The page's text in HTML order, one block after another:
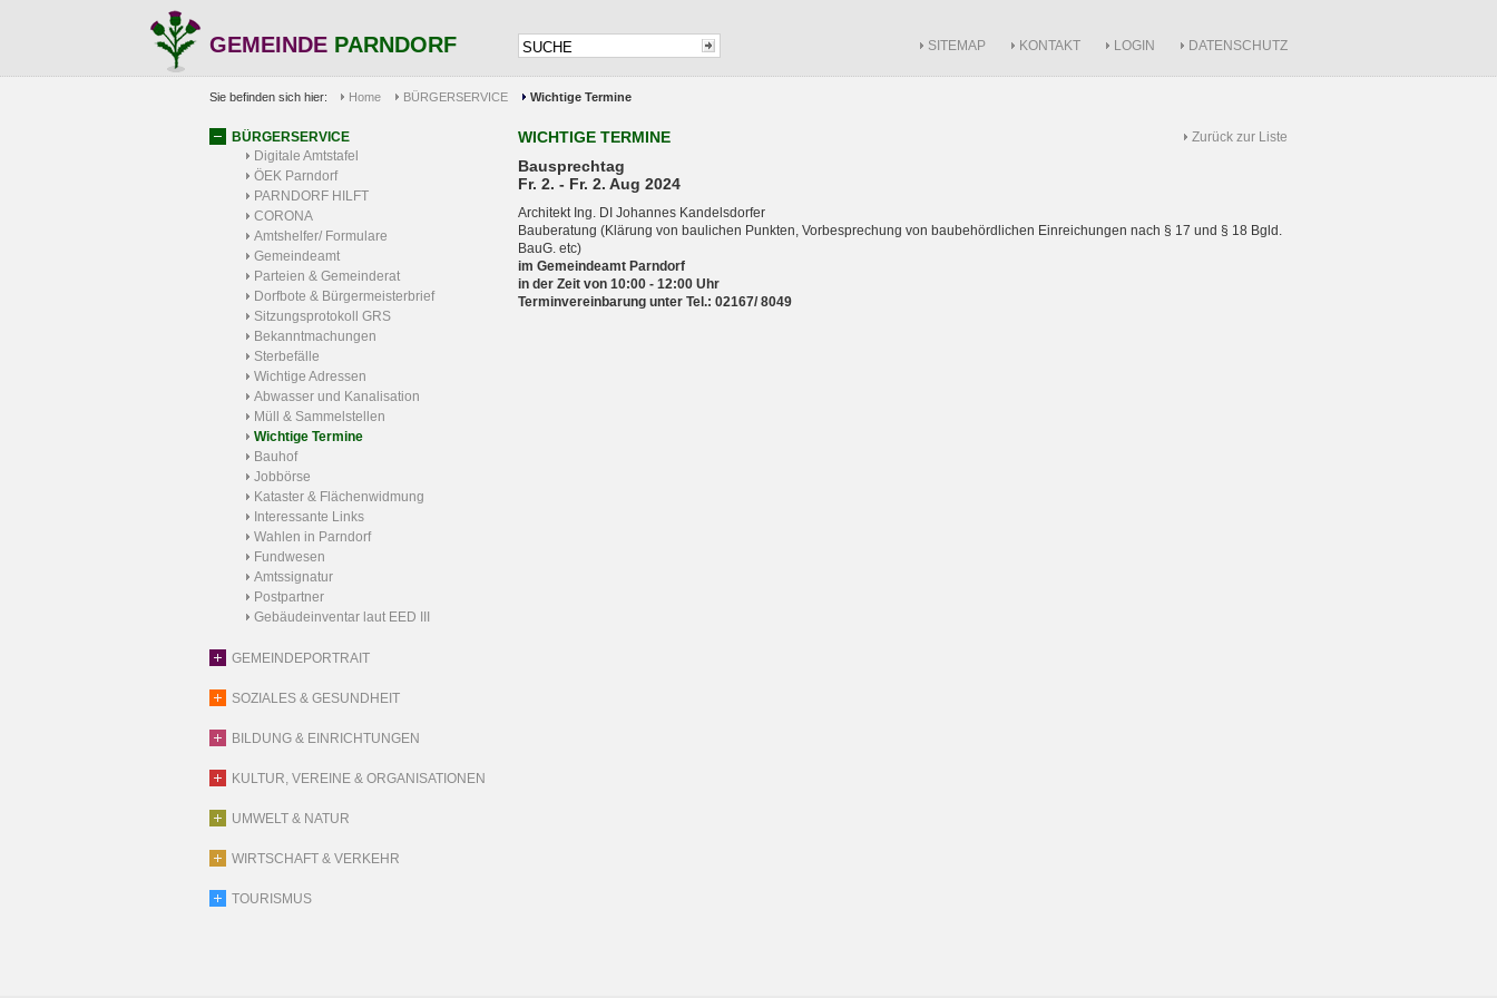
GEMEINDE PARNDORF SITEMAP KONTAKT LOGIN DATENSCHUTZ
Sie befinden sich hier: Home BÜRGERSERVICE Wichtige Termine
BÜRGERSERVICE
Digitale Amtstafel
ÖEK Parndorf
PARNDORF HILFT
CORONA
Amtshelfer/ Formulare
Gemeindeamt
Parteien & Gemeinderat
Dorfbote & Bürgermeisterbrief
Sitzungsprotokoll GRS
Bekanntmachungen
Sterbefälle
Wichtige Adressen
Abwasser und Kanalisation
Müll & Sammelstellen
Wichtige Termine
Bauhof
Jobbörse
Kataster & Flächenwidmung
Interessante Links
Wahlen in Parndorf
Fundwesen
Amtssignatur
Postpartner
Gebäudeinventar laut EED III
GEMEINDEPORTRAIT
SOZIALES & GESUNDHEIT
BILDUNG & EINRICHTUNGEN
KULTUR, VEREINE & ORGANISATIONEN
UMWELT & NATUR
WIRTSCHAFT & VERKEHR
TOURISMUS
Zurück zur Liste
WICHTIGE TERMINE
Bausprechtag
Fr. 2. - Fr. 2. Aug 2024
Architekt Ing. DI Johannes Kandelsdorfer
Bauberatung (Klärung von baulichen Punkten, Vorbesprechung von baubehördlichen Einreichungen nach § 17 und § 18 Bgld.
BauG. etc)
im Gemeindeamt Parndorf
in der Zeit von 10:00 - 12:00 Uhr
Terminvereinbarung unter Tel.: 02167/ 8049